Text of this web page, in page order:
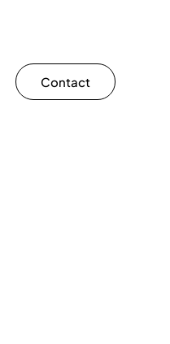
Contact